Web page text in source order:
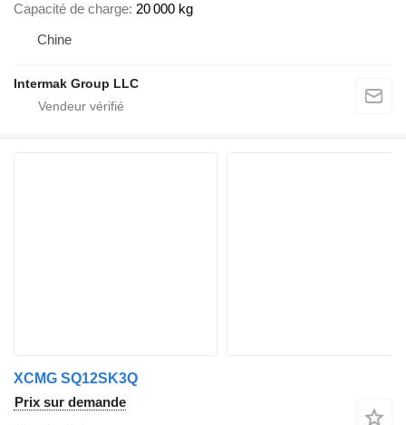
Capacité de charge 20 000 kg
Chine
Intermak Group LLC
XCMG SQ12SK3Q
Prix sur demande